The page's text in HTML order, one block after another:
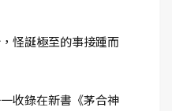
怪誕極至的事接踵而
收錄在新書《茅合神